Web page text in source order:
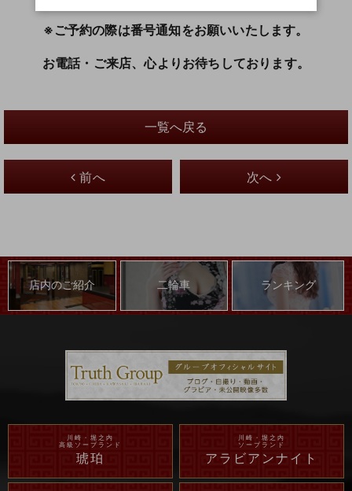
※ご予約の際は番号通知をお願いいたします。
お電話・ご来店、心よりお待ちしております。
前へ
一覧へ戻る
次へ
店内のご紹介 二輪車 ランキング
川崎・堀之内
高級ソープランド
琥珀
川崎・堀之内
ソープランド
アラビアンナイト